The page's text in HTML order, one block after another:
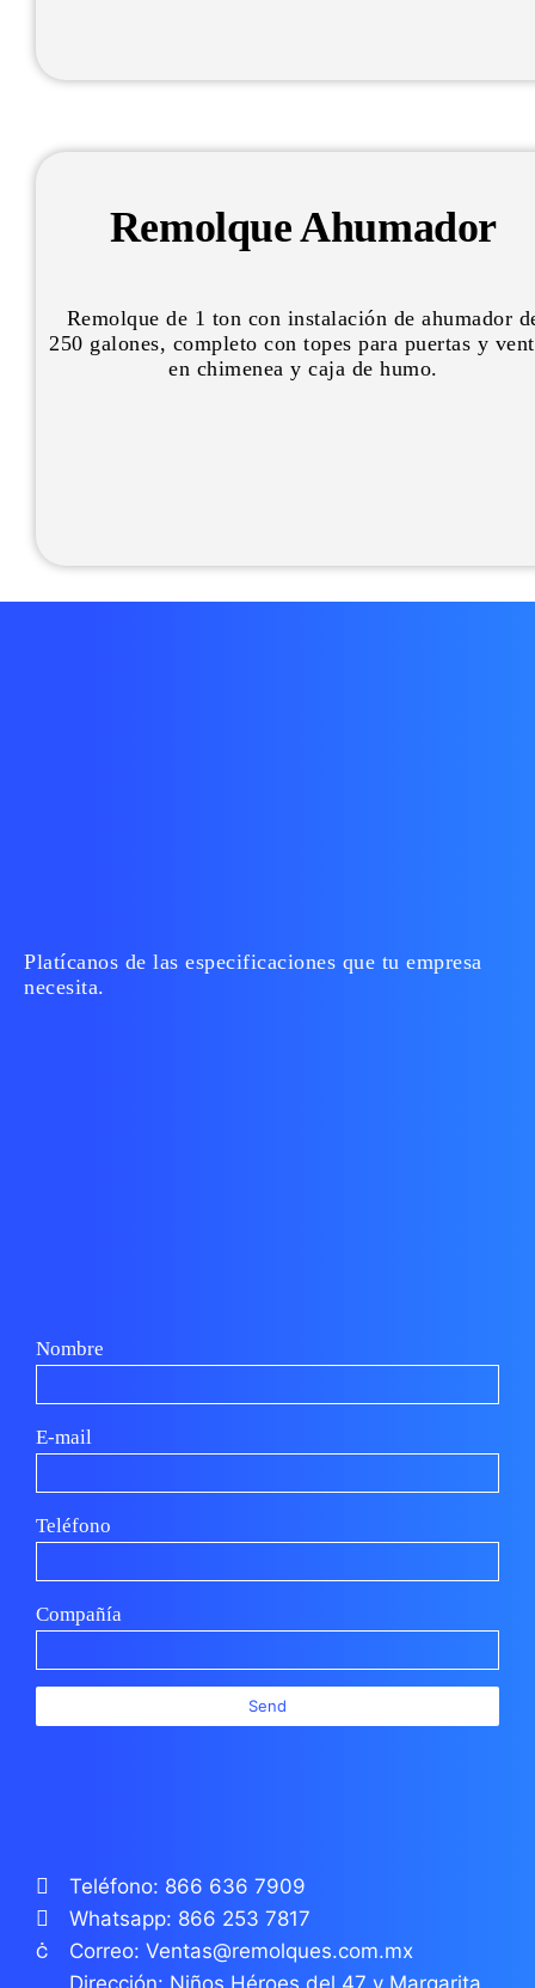
Remolque Ahumador
Remolque de 1 ton con instalación de ahumador
250 galones, completo con topes para puertas y
en chimenea y caja de humo.
Platícanos de las especificaciones que tu empresa
necesita.
Nombre
E-mail
Teléfono
Compañía
Send
Teléfono: 866 636 7909
Whatsapp: 866 253 7817
Correo: Ventas@remolques.com.mx
Dirección: Niños Héroes del 47 y Margarita